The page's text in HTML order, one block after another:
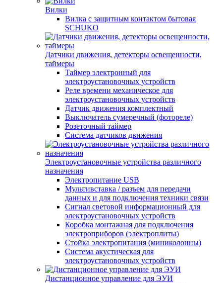
Вилки
Вилка с защитным контактом бытовая
SCHUKO
Датчики движения, детекторы освещенности,
таймеры
Таймер электронный для
электроустановочных устройств
Реле времени механическое для
электроустановочных устройств
Датчик движения комплектный
Выключатель сумеречный (фотореле)
Розеточный таймер
Система датчиков движения
Электроустановочные устройства различного
назначения
Электропитание USB
Мультивставка / разъем для передачи
данных и для подключения техники связи
Сигнал световой информационный для
электроустановочных устройств
Коробка монтажная для подключения
электроприборов (электроплиты)
Стойка электропитания (миниколонны)
Система акустическая для
электроустановочных устройств
Дистанционное управление для ЭУИ